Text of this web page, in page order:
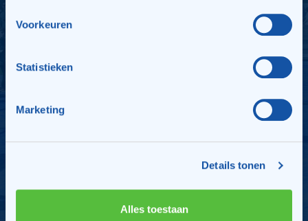
Voorkeuren
Statistieken
Marketing
Details tonen
Alles toestaan
Seghwaert is groot succes
De Zoetermeerse Cup op TPV Seghwaert is groot
succes, met winst voor TPVS in de Padel en een
tweede plaats in de Tennis.